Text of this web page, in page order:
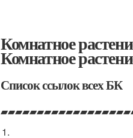
Комнатное
Комнатное
Список ссылок всех БК